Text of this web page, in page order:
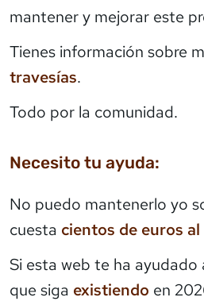
mantener y mejorar este
Tienes información sobre
travesías.
Todo por la comunidad.
Necesito tu ayuda:
No puedo mantenerlo yo
cuesta cientos de euros al
Si esta web te ha ayudado
que siga existiendo en